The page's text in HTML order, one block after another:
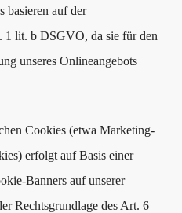
basieren auf der
1 lit. b DSGVO, da sie für den
unseres Onlineangebots
Cookies (etwa Marketing-
erfolgt auf Basis einer
Banners auf unserer
Rechtsgrundlage des Art. 6